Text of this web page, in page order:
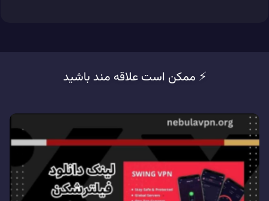
⚡️ ممکن است علاقه مند باشید